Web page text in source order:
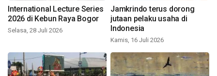
International Lecture Series
2026 di Kebun Raya Bogor
Selasa, 28 Juli 2026
Jamkrindo terus dorong
jutaan pelaku usaha di
Indonesia
Kamis, 16 Juli 2026